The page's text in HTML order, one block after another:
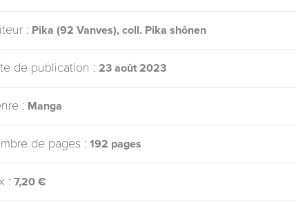
: Pika (92 Vanves), coll. Pika shônen
de publication : 23 août 2023
: Manga
de pages : 192 pages
: 7,20 €